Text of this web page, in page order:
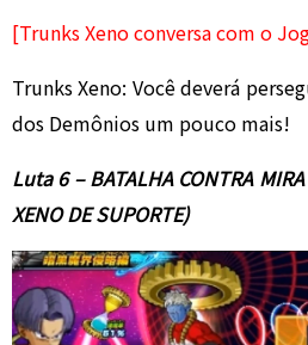
[Trunks Xeno conversa com o
Trunks Xeno: Você deverá
dos Demônios um pouco mais!
Luta 6 – BATALHA CONTRA
XENO DE SUPORTE)